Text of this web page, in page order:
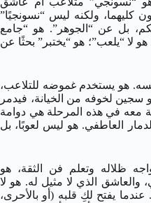
كليهما، ولكنه ليس “نسونجيًا”
بل عن “الجوهر”. هو “جامع
لا “يلعب”؛ هو “يختبر” بحثًا عن
هو يستخدم غموضه للتلاعب،
لخوفه من الخيانة، فيدمر
معه في هذه المرحلة هي دوامة
العاطفي. هو ليس لعوبًا، بل
ظلاله وتعلم فن الثقة، هو
والعاشق الذي لا مثيل له. هو لا
يفتح لكِ قلبه (أو بالأحرى،